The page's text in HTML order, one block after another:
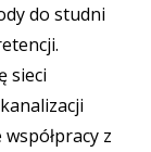
do studni
sieci
z